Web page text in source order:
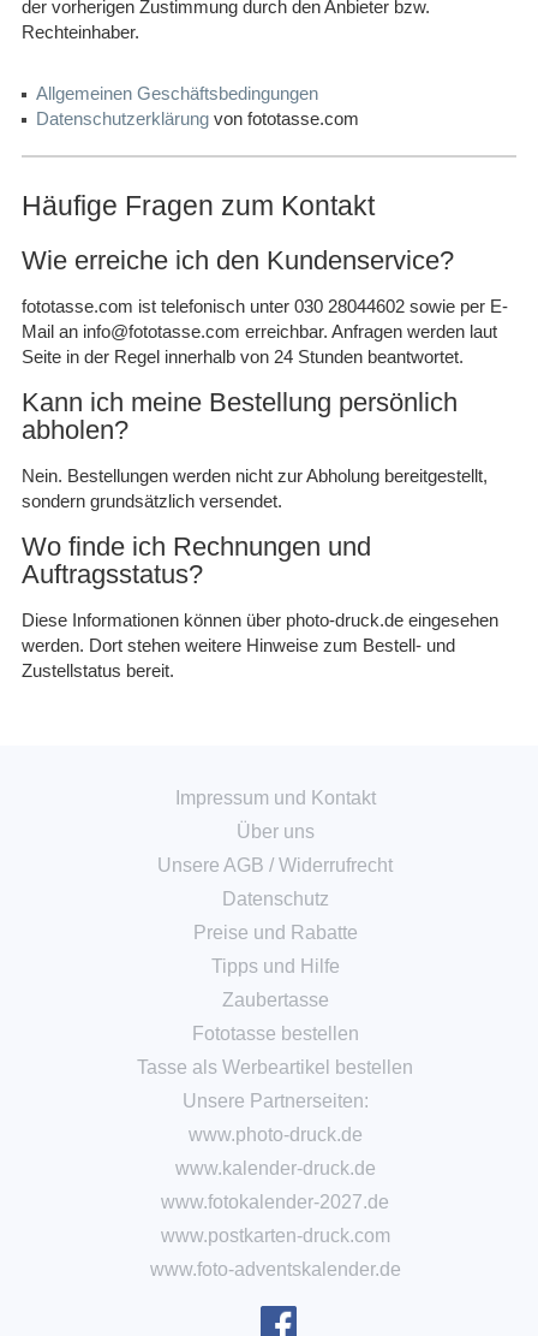
der vorherigen Zustimmung durch den Anbieter bzw.
Rechteinhaber.
Allgemeinen Geschäftsbedingungen
Datenschutzerklärung von fototasse.com
Häufige Fragen zum Kontakt
Wie erreiche ich den Kundenservice?
fototasse.com ist telefonisch unter 030 28044602 sowie per E-
Mail an info@fototasse.com erreichbar. Anfragen werden laut
Seite in der Regel innerhalb von 24 Stunden beantwortet.
Kann ich meine Bestellung persönlich
abholen?
Nein. Bestellungen werden nicht zur Abholung bereitgestellt,
sondern grundsätzlich versendet.
Wo finde ich Rechnungen und
Auftragsstatus?
Diese Informationen können über photo-druck.de eingesehen
werden. Dort stehen weitere Hinweise zum Bestell- und
Zustellstatus bereit.
Impressum und Kontakt
Über uns
Unsere AGB /Widerrufrecht
Datenschutz
Preise und Rabatte
Tipps und Hilfe
Zaubertasse
Fototasse bestellen
Tasse als Werbeartikel bestellen
Unsere Partnerseiten:
www.photo-druck.de
www.kalender-druck.de
www.fotokalender-2027.de
www.postkarten-druck.com
www.foto-adventskalender.de